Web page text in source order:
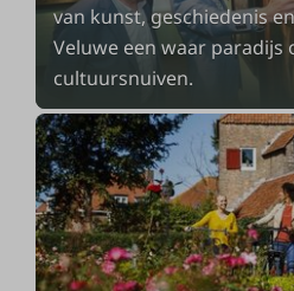
van kunst, geschiedenis
Veluwe een waar paradijs
cultuursnuiven.